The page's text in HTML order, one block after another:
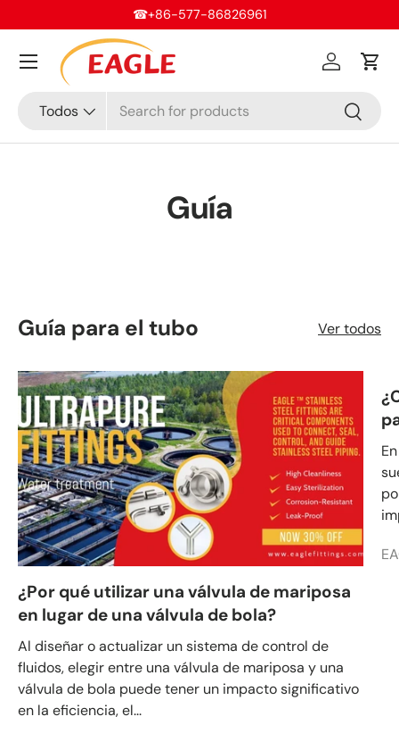
Ir al contenido
☎+86-577-86826961
Todos Buscar
Iniciar
Menú
Guía
Guía para el tubo Ver todos
¿Por qué utilizar una válvula de mariposa
en lugar de una válvula de bola?
Al diseñar o actualizar un sistema de control de
fluidos, elegir entre una válvula de mariposa y una
válvula de bola puede tener un impacto significativo
en la eficiencia, el...